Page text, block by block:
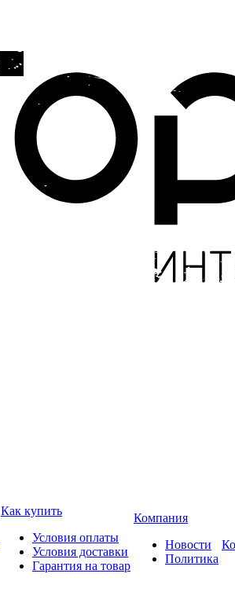
Как купить
Условия оплаты
Условия доставки
Гарантия на товар
Компания
Новости
Политика